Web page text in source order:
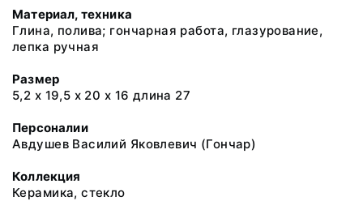
Материал, техника
Глина, полива; гончарная работа, глазурование,
лепка ручная
Размер
5,2 х 19,5 х 20 х 16 длина 27
Персоналии
Авдушев Василий Яковлевич (Гончар)
Коллекция
Керамика, стекло